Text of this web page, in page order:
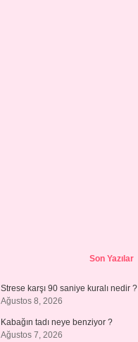
SidebarSon Yazılar
Strese karşı 90 saniye kuralı nedir ?
Ağustos 8, 2026
Kabağın tadı neye benziyor ?
Ağustos 7, 2026